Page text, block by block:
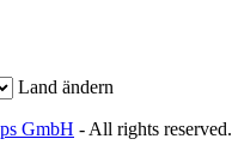
Land ändern
GmbH - All rights reserved.